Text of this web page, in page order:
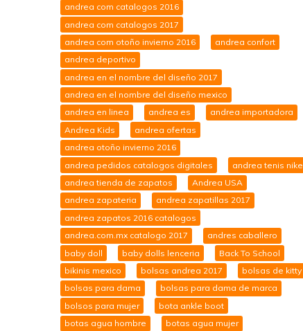
andrea com catalogos 2016
andrea com catalogos 2017
andrea com otoño invierno 2016
andrea confort
andrea deportivo
andrea en el nombre del diseño 2017
andrea en el nombre del diseño mexico
andrea en linea
andrea es
andrea importadora
Andrea Kids
andrea ofertas
andrea otoño invierno 2016
andrea pedidos catalogos digitales
andrea tenis nike
andrea tienda de zapatos
Andrea USA
andrea zapateria
andrea zapatillas 2017
andrea zapatos 2016 catalogos
andrea.com.mx catalogo 2017
andres caballero
baby doll
baby dolls lenceria
Back To School
bikinis mexico
bolsas andrea 2017
bolsas de kitty
bolsas para dama
bolsas para dama de marca
bolsos para mujer
bota ankle boot
botas agua hombre
botas agua mujer